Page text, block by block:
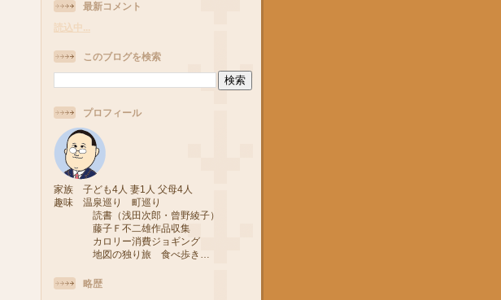
最新コメント
読込中...
このブログを検索
プロフィール
家族 子ども4人 妻1人 父母4人
趣味 温泉巡り 町巡り
読書（浅田次郎・曾野綾子）
藤子Ｆ不二雄作品収集
カロリー消費ジョギング
地図の独り旅 食べ歩き…
略歴